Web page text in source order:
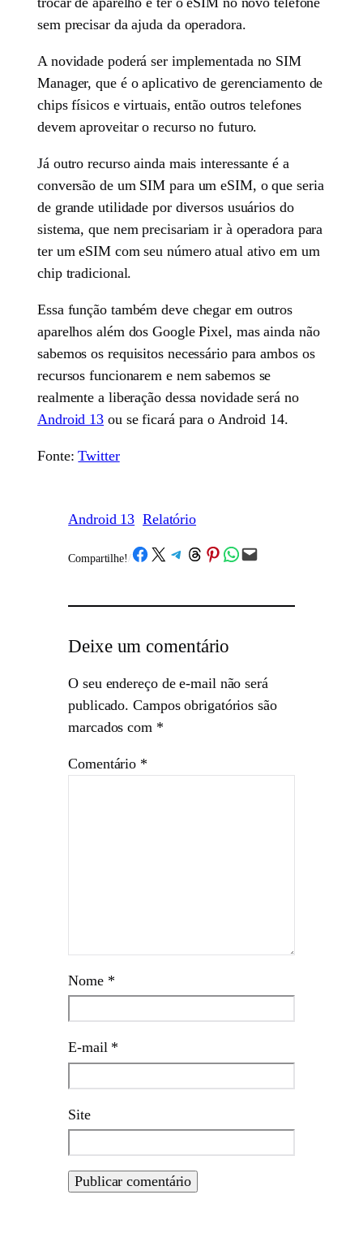
sem precisar da ajuda da operadora.
A novidade poderá ser implementada no SIM
Manager, que é o aplicativo de gerenciamento de
chips físicos e virtuais, então outros telefones
devem aproveitar o recurso no futuro.
Já outro recurso ainda mais interessante é a
conversão de um SIM para um eSIM, o que seria
de grande utilidade por diversos usuários do
sistema, que nem precisariam ir à operadora para
ter um eSIM com seu número atual ativo em um
chip tradicional.
Essa função também deve chegar em outros
aparelhos além dos Google Pixel, mas ainda não
sabemos os requisitos necessário para ambos os
recursos funcionarem e nem sabemos se
realmente a liberação dessa novidade será no
Android 13 ou se ficará para o Android 14.
Fonte:Twitter
Android 13 Relatório
Compartilhe! /Share on Facebook
Share on X Share on Telegram
Share on Threads
Share on Pinterest
Share on WhatsApp
Email this Page
Deixe um comentário
O seu endereço de e-mail não será
publicado. Campos obrigatórios são
marcados com *
Comentário *
Nome *
E-mail *
Site